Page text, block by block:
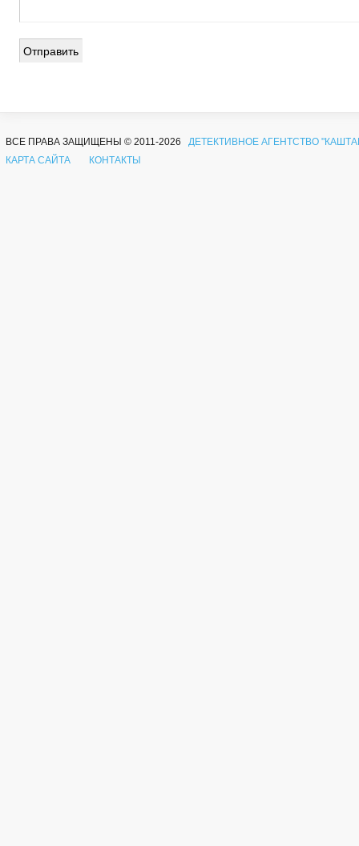
ВСЕ ПРАВА ЗАЩИЩЕНЫ © 2011-2026 ДЕТЕКТИВНОЕ АГЕНТСТВО
КАРТА САЙТА
КОНТАКТЫ